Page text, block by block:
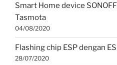
Smart Home device
Tasmota
04/08/2020
Flashing chip ESP dengan
28/07/2020